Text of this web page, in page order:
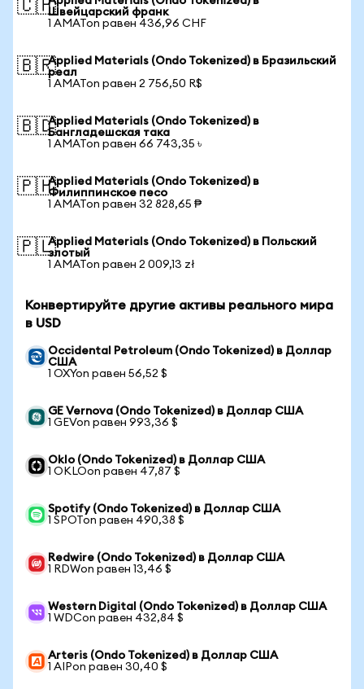
🇨🇭Швейцарский франк
1 AMATon равен 436,96 CHF
🇧🇷Applied Materials (Ondo Tokenized) в Бразильский
реал
1 AMATon равен 2 756,50 R$
🇧🇩Applied Materials (Ondo Tokenized) в
Бангладешская така
1 AMATon равен 66 743,35 ৳
🇵🇭Applied Materials (Ondo Tokenized) в
Филиппинское песо
1 AMATon равен 32 828,65 ₱
🇵🇱Applied Materials (Ondo Tokenized) в Польский
злотый
1 AMATon равен 2 009,13 zł
Конвертируйте другие активы реального мира
в USD
Occidental Petroleum (Ondo Tokenized) в Доллар
США
1 OXYon равен 56,52 $
GE Vernova (Ondo Tokenized) в Доллар США
1 GEVon равен 993,36 $
Oklo (Ondo Tokenized) в Доллар США
1 OKLOon равен 47,87 $
Spotify (Ondo Tokenized) в Доллар США
1 SPOTon равен 490,38 $
Redwire (Ondo Tokenized) в Доллар США
1 RDWon равен 13,46 $
Western Digital (Ondo Tokenized) в Доллар США
1 WDCon равен 432,84 $
Arteris (Ondo Tokenized) в Доллар США
1 AIPon равен 30,40 $